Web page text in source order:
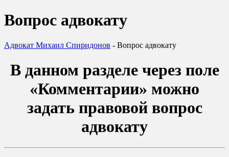
Вопрос адвокату
Адвокат Михаил Спиридонов - Вопрос адвокату
В данном разделе через поле
«Комментарии» можно
задать правовой вопрос
адвокату